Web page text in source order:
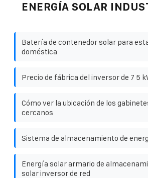
ENERGÍA SOLAR
Batería de contenedor solar para
doméstica
Precio de fábrica del inversor de 7 5
Cómo ver la ubicación de los
cercanos
Sistema de almacenamiento de
Energía solar armario de
solar inversor de red